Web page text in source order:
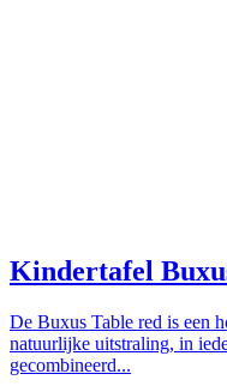
Kindertafel
De Buxus Table red is een
natuurlijke uitstraling, in
gecombineerd...